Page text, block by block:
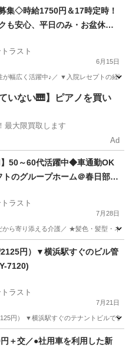
スタッフ
集◇時給1750円＆17時定時！
も安心、平日のみ・お盆休み
ラスト
6月15日
が幅広く活躍中♪／ ▼入院レセプトの
療事務 ヒューマントラスト
いない🎹】ピアノを買い
最大限買取します
Ad
】50～60代活躍中◆車通勤OK
のグループホーム＠春日部(E
ラスト
7月28日
から寄り添える介護／ ★髪色・髪型・
円）▼横浜駅すぐのビル管
7120)
ラスト
7月21日
円） ▼横浜駅すぐのテナントビル
ヒューマントラスト
＋交／●社用車を利用した新